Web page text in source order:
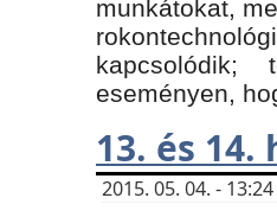
munkátokat,
eseményen,
13. és
2015. 05. 04. -